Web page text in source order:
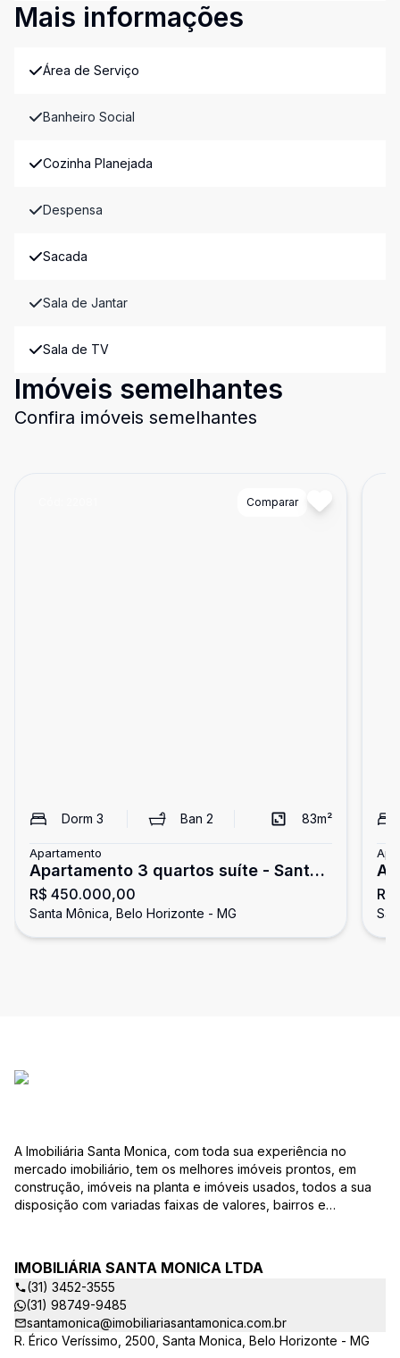
Mais informações
Área de Serviço
Banheiro Social
Cozinha Planejada
Despensa
Sacada
Sala de Jantar
Sala de TV
Imóveis semelhantes
Confira imóveis semelhantes
Comparar
Dorm 3 Ban2 83m²
Apartamento
Apartamento 3 quartos suíte - Santa
Mônica
R$ 450.000,00
Santa Mônica, Belo Horizonte - MG
A Imobiliária Santa Monica, com toda sua experiência no
mercado imobiliário, tem os melhores imóveis prontos, em
construção, imóveis na planta e imóveis usados, todos a sua
disposição com variadas faixas de valores, bairros e
ao CRECI-EE – estarão sempre prontos para responder-lhe
todas as suas dúvidas sobre casas, apartamentos, terrenos,
salas comerciais e outros produtos imobiliários. Quais
vantagens que a Imobiliária Santa Monica lhe proporciona?
Parcerias com várias construtoras da sua cidade;
Acompanhamento e encaminhamento do financiamento
IMOBILIÁRIA SANTA MONICA LTDA
(31) 3452-3555
(31) 98749-9485
santamonica@imobiliariasantamonica.com.br
R. Érico Veríssimo, 2500, Santa Monica, Belo Horizonte - MG